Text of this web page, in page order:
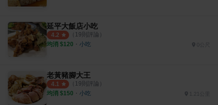
延平大飯店小吃
4.2 （ 19則評論）
均消 $120 ・ 小吃
老黃豬腳大王
4.1 （ 19則評論）
均消 $150 ・ 小吃